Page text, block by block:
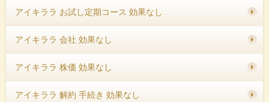
アイキララ お試し定期コース 効果なし
アイキララ 会社 効果なし
アイキララ 株価 効果なし
アイキララ 解約 手続き 効果なし